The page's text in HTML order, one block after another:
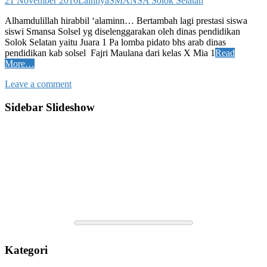
​Alhamdulillah hirabbil ‘alaminn… Bertambah lagi prestasi siswa
siswi Smansa Solsel yg diselenggarakan oleh dinas pendidikan
Solok Selatan yaitu Juara 1 Pa lomba pidato bhs arab dinas
pendidikan kab solsel Fajri Maulana dari kelas X Mia 1Read
More…
Leave a comment
Sidebar Slideshow
Kategori